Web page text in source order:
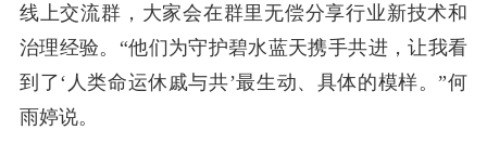
线上交流群，大家会在群里无偿分享行业新技术和
治理经验。“他们为守护碧水蓝天携手共进，让我看
到了‘人类命运休戚与共’最生动、具体的模样。”何
雨婷说。